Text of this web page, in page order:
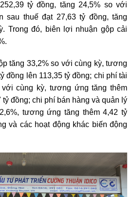
tỷ đồng, tăng 24,5% so với
sau thuế đạt 27,63 tỷ đồng, tăng
Trong đó, biên lợi nhuận gộp cải
tăng 33,2% so với cùng kỳ, tương
đồng lên 113,35 tỷ đồng; chi phí tài
cùng kỳ, tương ứng tăng thêm
tỷ đồng; chi phí bán hàng và quản lý
tương ứng tăng thêm 4,42 tỷ
và các hoạt động khác biến động